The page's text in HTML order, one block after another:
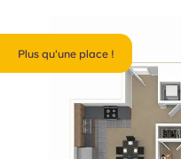
Lieux English (US)
Chinese
Plus qu'une place !